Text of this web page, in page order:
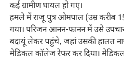
कई ग्रामीण घायल हो गए।
हमले में राजू पुत्र ओमपाल (उम्र करीब
गया। परिजन आनन-फानन में उसे
बदायूं लेकर पहुंचे, जहां उसकी हालत
मेडिकल कॉलेज रेफर कर दिया।